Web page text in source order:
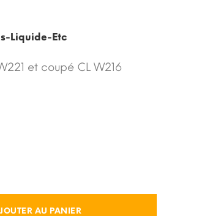
Liquide-Etc
et coupé CL W216
AU PANIER